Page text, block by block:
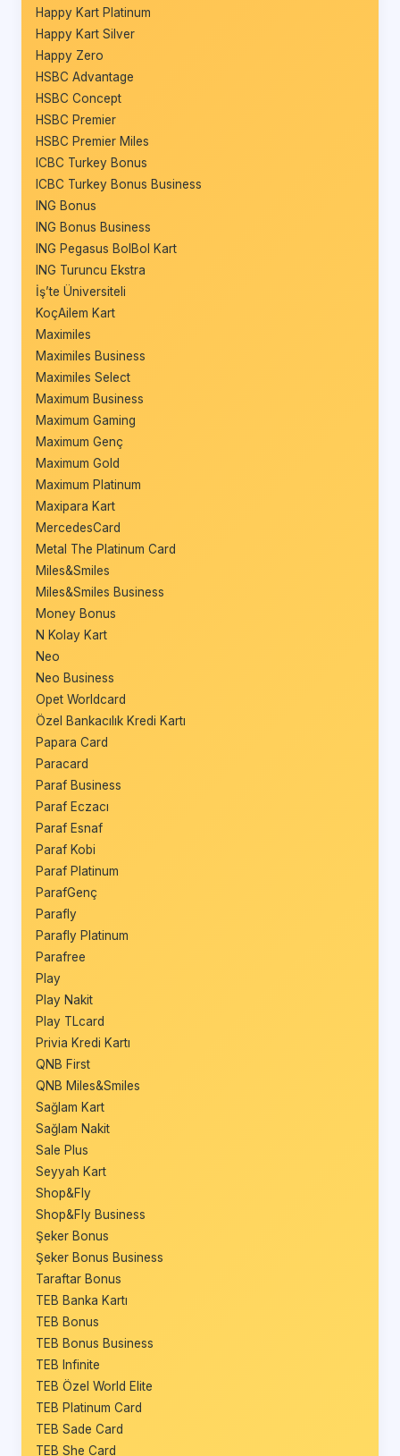
Happy Kart Platinum
Happy Kart Silver
Happy Zero
HSBC Advantage
HSBC Concept
HSBC Premier
HSBC Premier Miles
ICBC Turkey Bonus
ICBC Turkey Bonus Business
ING Bonus
ING Bonus Business
ING Pegasus BolBol Kart
ING Turuncu Ekstra
İş’te Üniversiteli
KoçAilem Kart
Maximiles
Maximiles Business
Maximiles Select
Maximum Business
Maximum Gaming
Maximum Genç
Maximum Gold
Maximum Platinum
Maxipara Kart
MercedesCard
Metal The Platinum Card
Miles&Smiles
Miles&Smiles Business
Money Bonus
N Kolay Kart
Neo
Neo Business
Opet Worldcard
Özel Bankacılık Kredi Kartı
Papara Card
Paracard
Paraf Business
Paraf Eczacı
Paraf Esnaf
Paraf Kobi
Paraf Platinum
ParafGenç
Parafly
Parafly Platinum
Parafree
Play
Play Nakit
Play TLcard
Privia Kredi Kartı
QNB First
QNB Miles&Smiles
Sağlam Kart
Sağlam Nakit
Sale Plus
Seyyah Kart
Shop&Fly
Shop&Fly Business
Şeker Bonus
Şeker Bonus Business
Taraftar Bonus
TEB Banka Kartı
TEB Bonus
TEB Bonus Business
TEB Infinite
TEB Özel World Elite
TEB Platinum Card
TEB Sade Card
TEB She Card